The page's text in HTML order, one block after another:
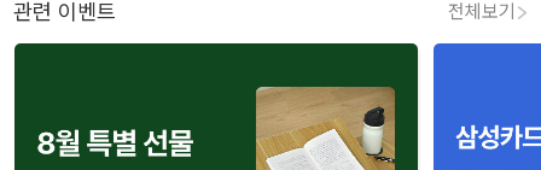
관련 이벤트 전체보기